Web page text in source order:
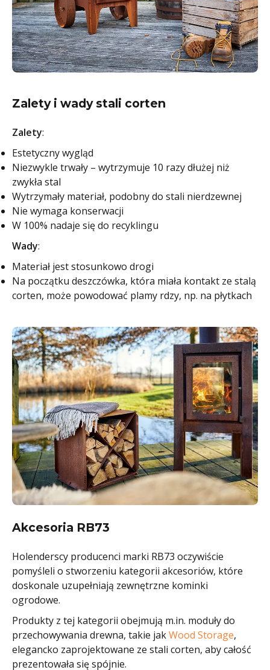
Zalety i wady stali corten
Zalety:
Estetyczny wygląd
Niezwykle trwały – wytrzymuje 10 razy dłużej niż
zwykła stal
Wytrzymały materiał, podobny do stali nierdzewnej
Nie wymaga konserwacji
W 100% nadaje się do recyklingu
Wady:
Materiał jest stosunkowo drogi
Na początku deszczówka, która miała kontakt ze stalą
corten, może powodować plamy rdzy, np. na płytkach
Akcesoria RB73
Holenderscy producenci marki RB73 oczywiście
pomyśleli o stworzeniu kategorii akcesoriów, które
doskonale uzupełniają zewnętrzne kominki
ogrodowe.
Produkty z tej kategorii obejmują m.in. moduły do
przechowywania drewna, takie jakWood Storage,
elegancko zaprojektowane ze stali corten, aby całość
prezentowała się spójnie.